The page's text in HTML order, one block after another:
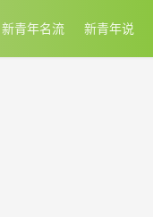
新青年名流 新青年说